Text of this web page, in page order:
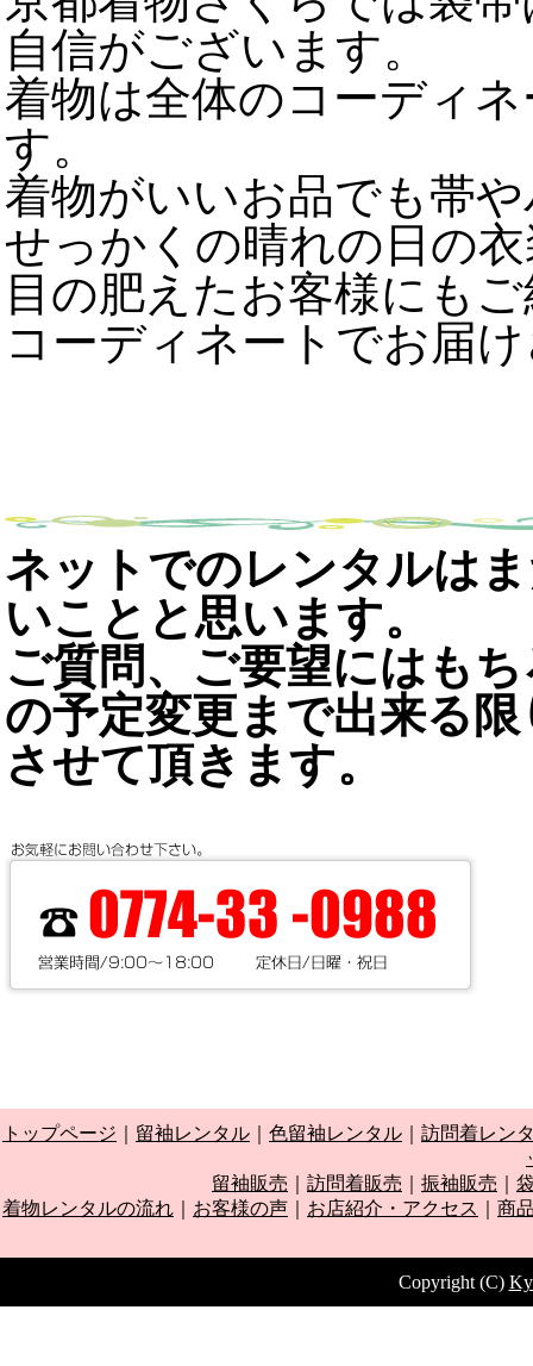
自信がございます。
着物は全体のコーディ
す。
着物がいいお品でも帯
せっかくの晴れの日の
目の肥えたお客様にも
コーディネートでお届
ネットでのレンタルは
いことと思います。
ご質問、ご要望にはも
の予定変更まで出来る
させて頂きます。
トップページ 留袖レンタル 色留袖レンタル
訪問着レン
留袖販売
訪問着販売 振袖販売
着物レンタルの流れ
お客様の声 お店紹介・アクセス
商
Copyright (C)